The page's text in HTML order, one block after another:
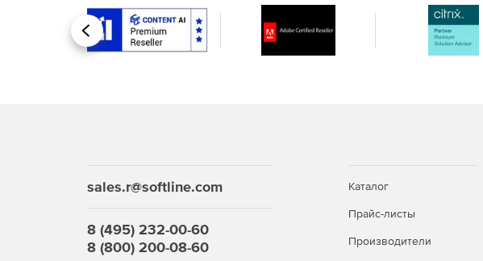
Новые возможности для баз данных графов, предназначенные для
ко многим».
Службы SQL Server Integration Services (SSIS)
SQL Server Integration Services (SSIS) теперь поддерживает SQL
позволяет апускать пакеты SSIS в Linux из командной строки.
Назад
sales.r@softline.com
8 (495) 232-00-60
8 (800) 200-08-60
Каталог
Прайс-листы
Производители